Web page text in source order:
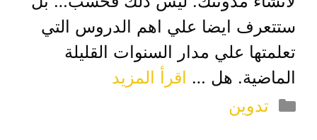
ستتعرف ايضا علي اهم الدروس التي
تعلمتها علي مدار السنوات القليلة
الماضية. هل … اقرأ المزيد
التصنيفات
تدوين